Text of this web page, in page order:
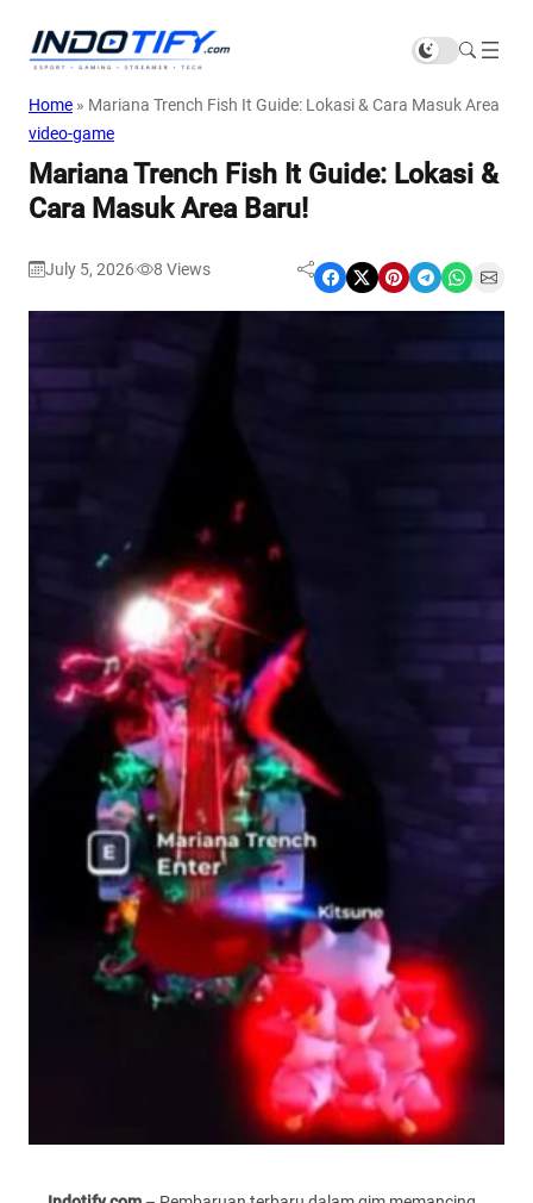
Home » Mariana Trench Fish It Guide: Lokasi & Cara Masuk Area
video-game
Mariana Trench Fish It Guide: Lokasi &
Cara Masuk Area Baru!
July 5, 2026 8 Views Share on Facebook Share on X Share on Pinterest Share on Telegram Share on WhatsApp Share on Email